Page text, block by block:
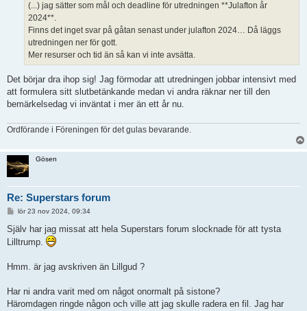
(...) jag sätter som mål och deadline för utredningen **Julafton år
2024**.
Finns det inget svar på gåtan senast under julafton 2024… Då läggs
utredningen ner för gott.
Mer resurser och tid än så kan vi inte avsätta.
Det börjar dra ihop sig! Jag förmodar att utredningen jobbar intensivt med
att formulera sitt slutbetänkande medan vi andra räknar ner till den
bemärkelsedag vi inväntat i mer än ett år nu.
Ordförande i Föreningen för det gulas bevarande.
Gösen
Re: Superstars forum
l
g
lör 23 nov 2024, 09:34
Själv har jag missat att hela Superstars forum slocknade för att tysta
Lilltrump.
Hmm. är jag avskriven än Lillgud ?
Har ni andra varit med om något onormalt på sistone?
Häromdagen ringde någon och ville att jag skulle radera en fil. Jag har